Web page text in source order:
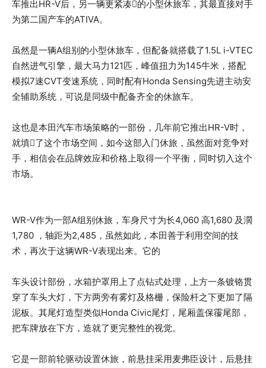
车推出HR-V后，另一辆更紧凑𡌑的小型休旅车，其最直接对手
为第二国产车的ATIVA。
虽然是一辆A组别的小型休旅车，但配备就搭载了1.5L i-VTEC
自然进气引擎，最大马力121匹，峰值扭力为145牛米，搭配
模拟7速CVT变速系统，同时配有Honda Sensing先进主动安
全辅助系统，可说是同级中配备齐全的休旅车。
这也是本田汽车市场策略的一部份，几年前它推出HR-V时，
就填𥙷了这个市场空间，如今这部入门休旅，虽然面对竞争对
手，相信会在品牌效应和价格上取得一个平衡，同时切入这个
市场。
WR-V作为一部A组别休旅，车身尺寸为长4,060 高1,680 及濶
1,780 ，轴距为2,485，虽然如此，本田善于利用空间的技
术，再次于这辆WR-V表现出来。它的
车头设计部份，水箱护罩用上了点钻式处理，上方一条镀铬贯
穿了车头大灯，下方两旁有雾灯及格栅，保险杆之下更加了隔
泥板。其尾灯造型类似Honda Civic尾灯，尾厢盖保䨱尾部，
把车牌放在下方，造就了更完整性的视觉。
它是一部前轮驱动设置休旅，前悬挂采用麦弗臣设计，后悬挂